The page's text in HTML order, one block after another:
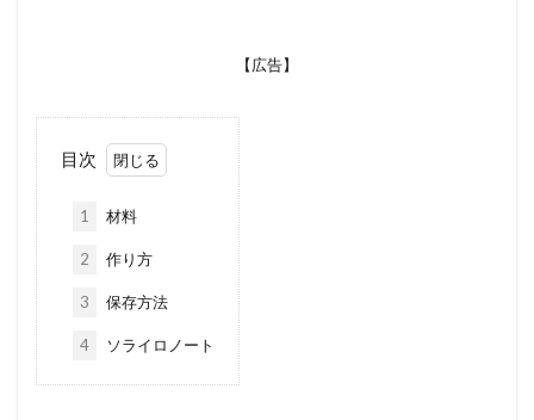
【広告】
目次
1 材料
2 作り方
3 保存方法
4 ソライロノート